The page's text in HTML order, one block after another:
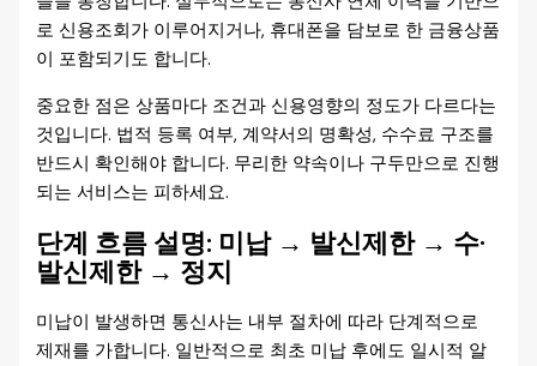
로 신용조회가 이루어지거나, 휴대폰을 담보로 한 금융상품
이 포함되기도 합니다.
중요한 점은 상품마다 조건과 신용영향의 정도가 다르다는
것입니다. 법적 등록 여부, 계약서의 명확성, 수수료 구조를
반드시 확인해야 합니다. 무리한 약속이나 구두만으로 진행
되는 서비스는 피하세요.
단계 흐름 설명: 미납 → 발신제한 → 수·
발신제한 → 정지
미납이 발생하면 통신사는 내부 절차에 따라 단계적으로
제재를 가합니다. 일반적으로 최초 미납 후에도 일시적 알